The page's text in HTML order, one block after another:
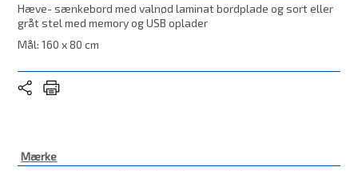
Hæve- sænkebord med valnød laminat bordplade og sort eller
gråt stel med memory og USB oplader
Mål: 160 x 80 cm
Mærke